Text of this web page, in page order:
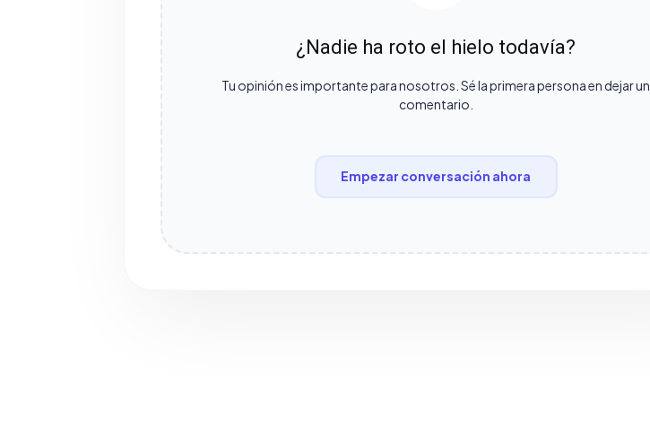
¿Nadie ha roto el hielo todavía?
Tu opinión es importante para nosotros. Sé la primera persona en dejar un
comentario.
Empezar conversación ahora